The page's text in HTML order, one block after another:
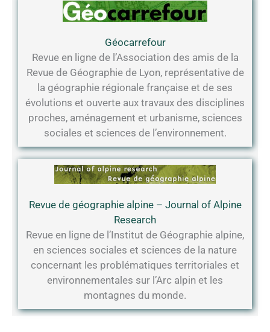
Géocarrefour
Revue en ligne de l’Association des amis de la
Revue de Géographie de Lyon, représentative de
la géographie régionale française et de ses
évolutions et ouverte aux travaux des disciplines
proches, aménagement et urbanisme, sciences
sociales et sciences de l’environnement.
Revue de géographie alpine – Journal of Alpine
Research
Revue en ligne de l’Institut de Géographie alpine,
en sciences sociales et sciences de la nature
concernant les problématiques territoriales et
environnementales sur l’Arc alpin et les
montagnes du monde.